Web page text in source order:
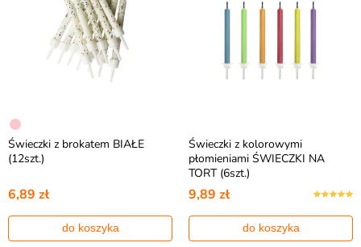
Świeczki z brokatem BIAŁE
(12szt.)
6,89 zł
do koszyka
Świeczki z kolorowymi
płomieniami ŚWIECZKI NA
TORT (6szt.)
9,89 zł
do koszyka